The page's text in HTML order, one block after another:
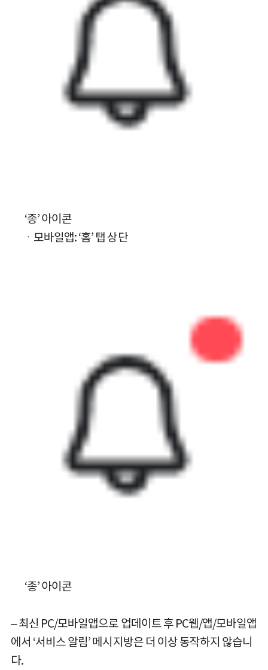
‘종’ 아이콘
ㆍ모바일앱: ‘홈’ 탭 상단
‘종’ 아이콘
– 최신 PC/모바일앱으로 업데이트 후 PC웹/앱/모바일앱
에서 ‘서비스 알림’ 메시지방은 더 이상 동작하지 않습니
다.